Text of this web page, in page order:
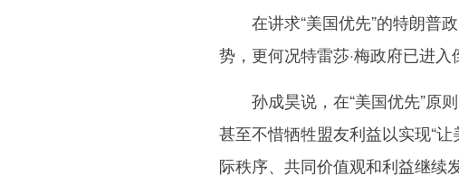
在讲求“美国优先”的特朗普政
势，更何况特雷莎·梅政府已进入
孙成昊说，在“美国优先”原则
甚至不惜牺牲盟友利益以实现“
际秩序、共同价值观和利益继续